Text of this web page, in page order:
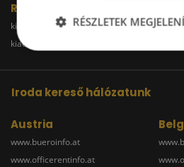
Raktár
kiadoraktarbudapest.hu
kiadoraktardebrecen.hu
Iroda kereső hálózatunk
Austria
www.bueroinfo.at
www.officerentinfo.at
RÉSZLETEK